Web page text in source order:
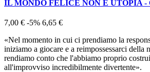
IL MONDO FELICE NON È UTOPIA -
7,00 € -5% 6,65 €
«Nel momento in cui ci prendiamo la
iniziamo a giocare e a reimpossessarci della
rendiamo conto che l'abbiamo proprio
all'improvviso incredibilmente divertente».